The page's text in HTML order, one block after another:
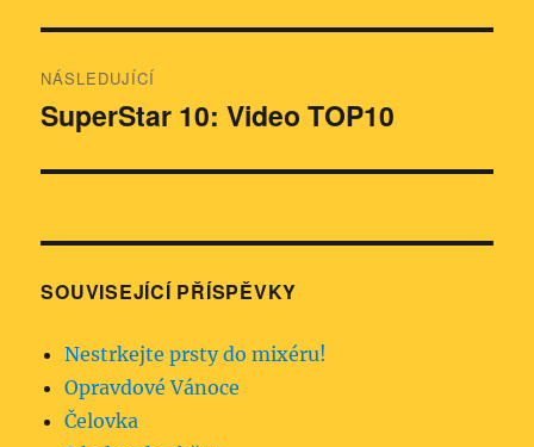
NÁSLEDUJÍCÍ
Následující
SuperStar 10: Video TOP10
SOUVISEJÍCÍ PŘÍSPĚVKY
Nestrkejte prsty do mixéru!
Opravdové Vánoce
Čelovka